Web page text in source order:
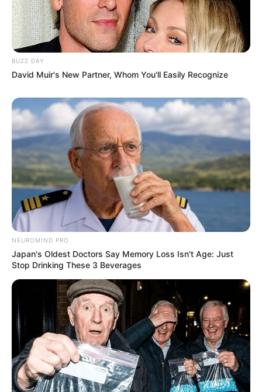
BUZZ DAY
David Muir's New Partner, Whom You'll Easily Recognize
NEUROMIND PRO
Japan's Oldest Doctors Say Memory Loss Isn't Age: Just
Stop Drinking These 3 Beverages